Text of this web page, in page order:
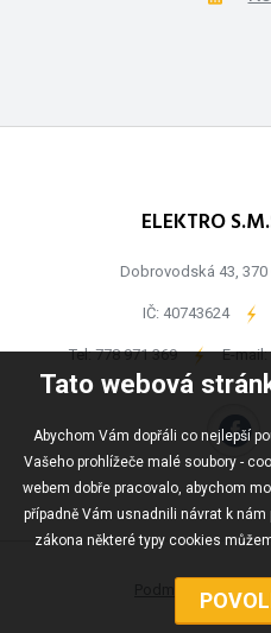
Tato webová
Abychom Vám dopřáli co nejlepší
Vašeho prohlížeče malé soubory -
webem dobře pracovalo, abychom
případně Vám usnadnili návrat k
zákona některé typy cookies
ELEKTRO
Dobrovodská 43,
IČ: 40743624 -
Tel:778 971 369 - E-mail:
Podmínky užívání